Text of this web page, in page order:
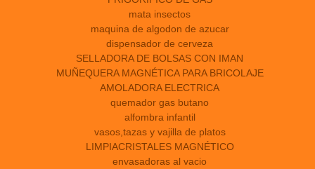
mata insectos
maquina de algodon de azucar
dispensador de cerveza
SELLADORA DE BOLSAS CON IMAN
MUÑEQUERA MAGNÉTICA PARA BRICOLAJE
AMOLADORA ELECTRICA
quemador gas butano
alfombra infantil
vasos,tazas y vajilla de platos
LIMPIACRISTALES MAGNÉTICO
envasadoras al vacio